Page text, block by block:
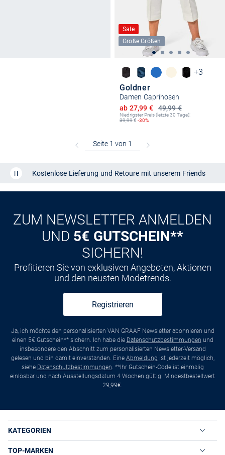
Sale
Große Größen
+3
Goldner
Damen Caprihosen
49,99 €
Ermäßigter Preis
ab 27,99 €
Niedrigster Preis (letzte 30 Tage):
39,99€ -30%
Kostenlose Lieferung und Retoure mit unserem Friends
CLUB
Kauf aufRechnung
ZUM NEWSLETTER ANMELDEN
UND 5€ GUTSCHEIN**
SICHERN!
Profitieren Sie von exklusiven Angeboten, Aktionen
und den neusten Modetrends.
Registrieren
Ja, ich möchte den personalisierten VAN GRAAF Newsletter abonnieren und
einen 5€ Gutschein** sichern. Ich habe die Datenschutzbestimmungen und
insbesondere den Abschnitt zum personalisierten Newsletter-Versand
gelesen und bin damit einverstanden. Eine Abmeldung ist jederzeit möglich,
siehe Datenschutzbestimmungen. **Ihr Gutschein-Code ist einmalig
einlösbar und nach Ausstellungsdatum 4 Wochen gültig. Mindestbestellwert
29,99€.
KATEGORIEN
TOP-MARKEN